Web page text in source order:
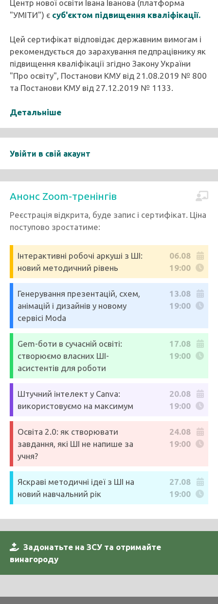
Центр нової освіти Івана Іванова (платформа
"УМІТИ") є суб'єктом підвищення кваліфікації.
Цей сертифікат відповідає державним вимогам і
рекомендується до зарахування педпрацівнику як
підвищення кваліфікації згідно Закону України
"Про освіту", Постанови КМУ від 21.08.2019 № 800
та Постанови КМУ від 27.12.2019 № 1133.
Детальніше
Увійти в свій акаунт
Анонс Zoom-тренінгів
Реєстрація відкрита, буде запис і сертифікат. Ціна
поступово зростатиме:
Інтерактивні робочі аркуші з ШІ:
новий методичний рівень
06.08
19:00
Генерування презентацій, схем,
анімацій і дизайнів у новому
сервісі Moda
13.08
19:00
Gem-боти в сучасній освіті:
створюємо власних ШІ-
асистентів для роботи
17.08
19:00
Штучний інтелект у Canva:
використовуємо на максимум
20.08
19:00
Освіта 2.0: як створювати
завдання, які ШІ не напише за
учня?
24.08
19:00
Яскраві методичні ідеї з ШІ на
новий навчальний рік
27.08
19:00
Задонатьте на ЗСУ та отримайте
винагороду